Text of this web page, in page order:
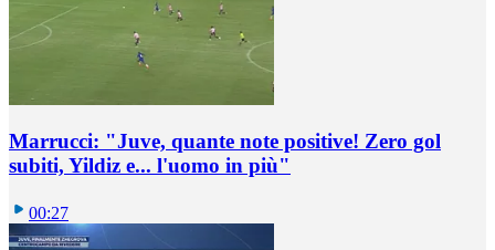
Marrucci: "Juve, quante note positive! Zero gol
subiti, Yildiz e... l'uomo in più"
00:27